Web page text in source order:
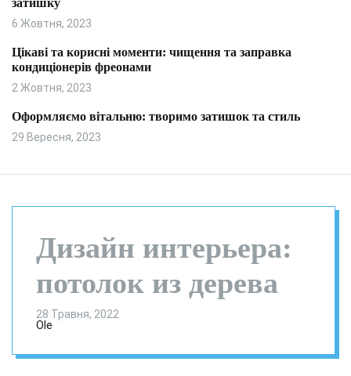
о
о
затишку
6 Жовтня, 2023
Цікаві та корисні моменти: чищення та заправка
кондиціонерів фреонами
2 Жовтня, 2023
Оформляємо вітальню: творимо затишок та стиль
29 Вересня, 2023
Дизайн интерьера:
потолок из дерева
28 Травня, 2022
Ole